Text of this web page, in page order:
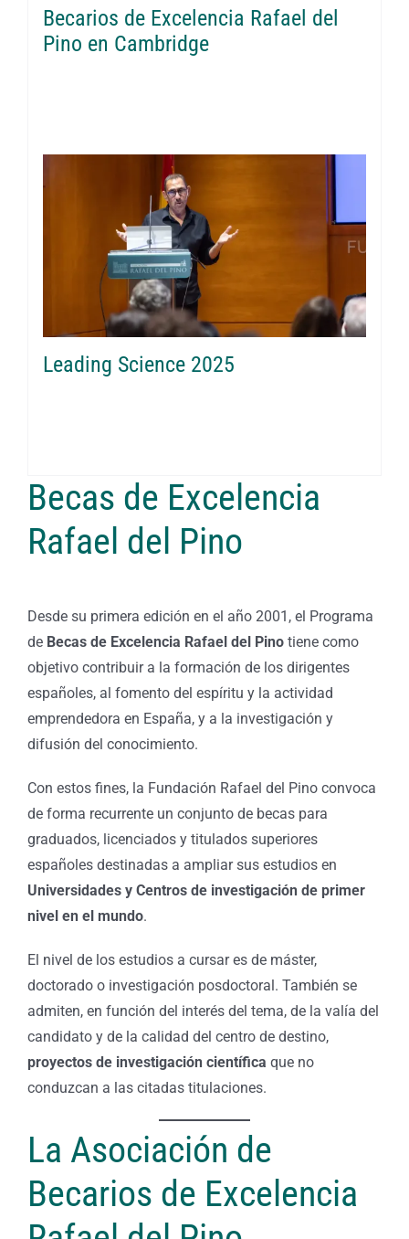
Becarios de Excelencia Rafael del
Pino en Cambridge
Leading Science 2025
Becas de Excelencia
Rafael del Pino
Desde su primera edición en el año 2001, el Programa
de Becas de Excelencia Rafael del Pino tiene como
objetivo contribuir a la formación de los dirigentes
españoles, al fomento del espíritu y la actividad
emprendedora en España, y a la investigación y
difusión del conocimiento.
Con estos fines, la Fundación Rafael del Pino convoca
de forma recurrente un conjunto de becas para
graduados, licenciados y titulados superiores
españoles destinadas a ampliar sus estudios en
Universidades y Centros de investigación de primer
nivel en el mundo.
El nivel de los estudios a cursar es de máster,
doctorado o investigación posdoctoral. También se
admiten, en función del interés del tema, de la valía del
candidato y de la calidad del centro de destino,
proyectos de investigación científica que no
conduzcan a las citadas titulaciones.
La Asociación de
Becarios de Excelencia